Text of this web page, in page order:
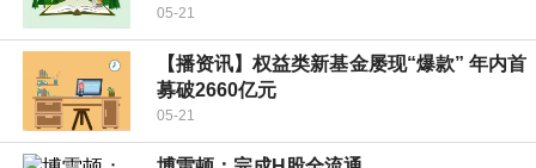
05-21
【播资讯】权益类新基金屡现“爆款” 年内首
募破2660亿元
05-21